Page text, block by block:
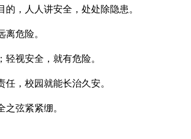
，人人讲安全，处处除隐患。
危险。
视安全，就有危险。
，校园就能长治久安。
弦紧紧绷。